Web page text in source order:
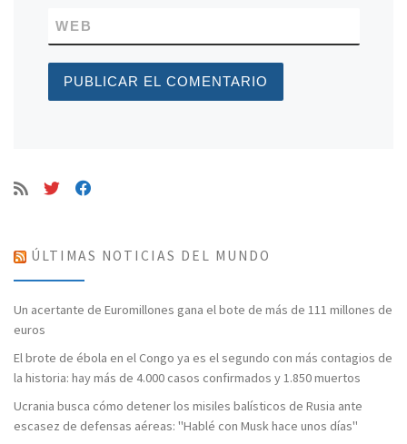
WEB
ÚLTIMAS NOTICIAS DEL MUNDO
Un acertante de Euromillones gana el bote de más de 111 millones de
euros
El brote de ébola en el Congo ya es el segundo con más contagios de
la historia: hay más de 4.000 casos confirmados y 1.850 muertos
Ucrania busca cómo detener los misiles balísticos de Rusia ante
escasez de defensas aéreas: "Hablé con Musk hace unos días"